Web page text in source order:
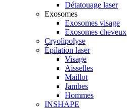
Détatouage laser
Exosomes
Exosomes visage
Exosomes cheveux
Cryolipolyse
Épilation laser
Visage
Aisselles
Maillot
Jambes
Hommes
INSHAPE